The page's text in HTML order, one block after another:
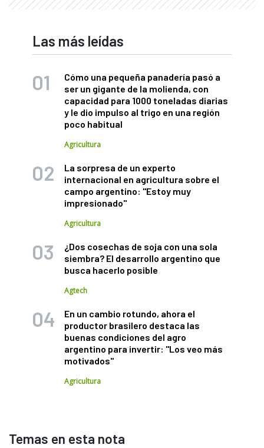
Las más leídas
Cómo una pequeña panadería pasó a
ser un gigante de la molienda, con
capacidad para 1000 toneladas diarias
y le dio impulso al trigo en una región
poco habitual
Agricultura
La sorpresa de un experto
internacional en agricultura sobre el
campo argentino: "Estoy muy
impresionado"
Agricultura
¿Dos cosechas de soja con una sola
siembra? El desarrollo argentino que
busca hacerlo posible
Agtech
En un cambio rotundo, ahora el
productor brasilero destaca las
buenas condiciones del agro
argentino para invertir: "Los veo más
motivados"
Agricultura
Temas en esta nota